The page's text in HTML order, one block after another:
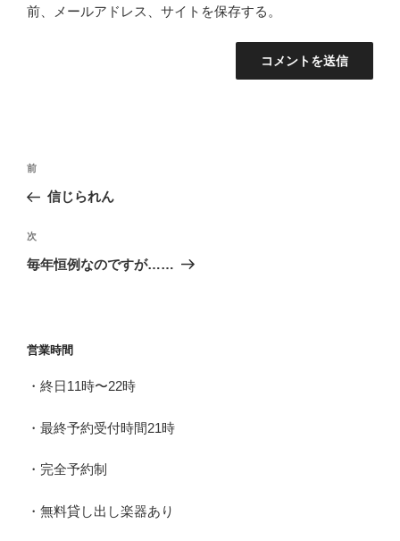
前、メールアドレス、サイトを保存する。
投
ナ
ビ
ゲ
ン
前
の
稿
前
信じられん
次
の
次
毎年恒例なのですが……
営業時間
・終日11時〜22時
・最終予約受付時間21時
・完全予約制
・無料貸し出し楽器あり